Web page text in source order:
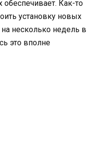
обеспечивает. Как-то
установку новых
несколько недель в
это вполне